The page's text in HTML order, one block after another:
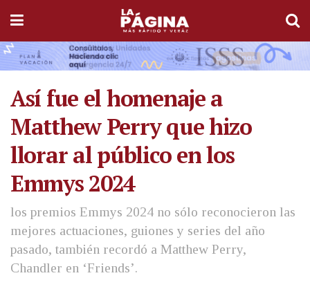
Así fue el homenaje a
Matthew Perry que hizo
llorar al público en los
Emmys 2024
los premios Emmys 2024 no sólo reconocieron las
mejores actuaciones, guiones y series del año
pasado, también recordó a Matthew Perry,
Chandler en ‘Friends’.